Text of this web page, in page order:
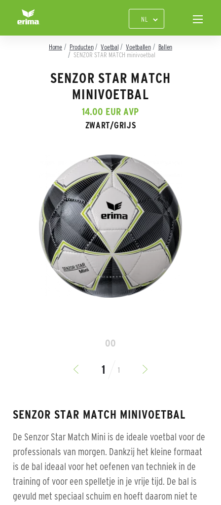
Home Producten Voetbal Voetballen
Ballen
SENZOR STAR MATCH minivoetbal
SENZOR STAR MATCH
MINIVOETBAL
14.00 EUR AVP
ZWART/GRIJS
00
1
SENZOR STAR MATCH MINIVOETBAL
De Senzor Star Match Mini is de ideale voetbal voor de
professionals van morgen. Dankzij het kleine formaat
is de bal ideaal voor het oefenen van techniek in de
training of voor een spelletje in je vrije tijd. De bal is
gevuld met speciaal schuim en hoeft daarom niet te